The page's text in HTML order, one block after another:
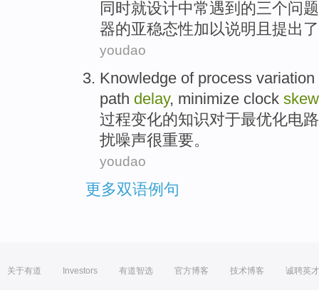
同时就设计中常遇到 的三个问
器的亚稳态性加以说明且 提出了
youdao
Knowledge of process variation
path delay, minimize clock skew
过程变化的知识对于最优化电路
扰噪声很重要。
youdao
更多双语例句
关于有道 Investors 有道智选 官方博客 技术博客 诚聘英才